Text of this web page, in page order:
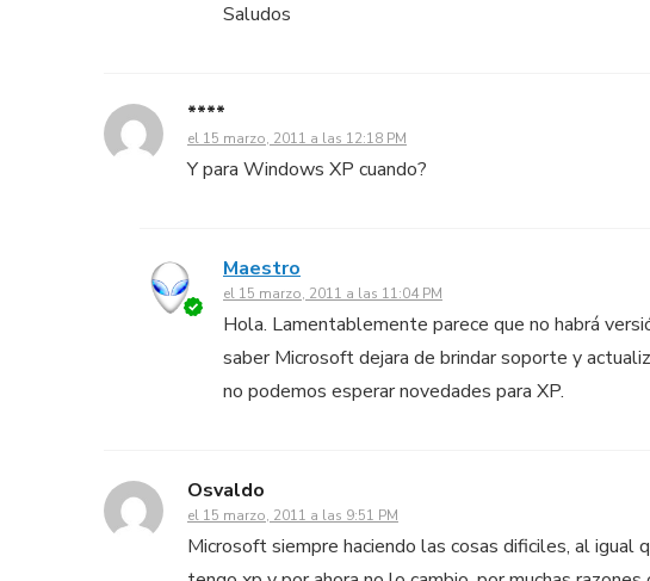
Saludos
****
el 15 marzo, 2011 a las 12:18 PM
Y para Windows XP cuando?
Maestro
el 15 marzo, 2011 a las 11:04 PM
Hola. Lamentablemente parece que no habrá
saber Microsoft dejara de brindar soporte y
no podemos esperar novedades para XP.
Osvaldo
el 15 marzo, 2011 a las 9:51 PM
Microsoft siempre haciendo las cosas dificiles, al igual